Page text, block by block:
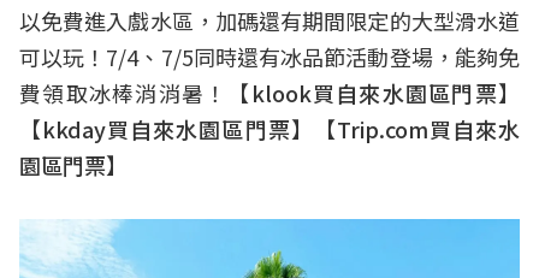
以免費進入戲水區，加碼還有期間限定的大型滑水道
可以玩！7/4、7/5同時還有冰品節活動登場，能夠免
費領取冰棒消消暑！【klook買自來水園區門票】
【kkday買自來水園區門票】【Trip.com買自來水
園區門票】